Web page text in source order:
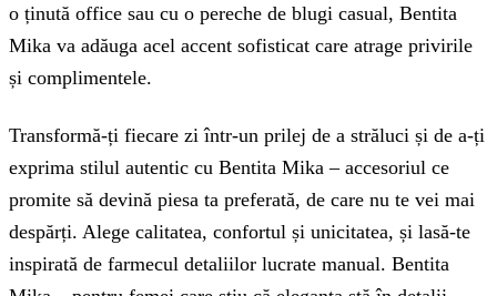
o ținută office sau cu o pereche de blugi casual, Bentita
Mika va adăuga acel accent sofisticat care atrage privirile
și complimentele.
Transformă-ți fiecare zi într-un prilej de a străluci și de a-ți
exprima stilul autentic cu Bentita Mika – accesoriul ce
promite să devină piesa ta preferată, de care nu te vei mai
despărți. Alege calitatea, confortul și unicitatea, și lasă-te
inspirată de farmecul detaliilor lucrate manual. Bentita